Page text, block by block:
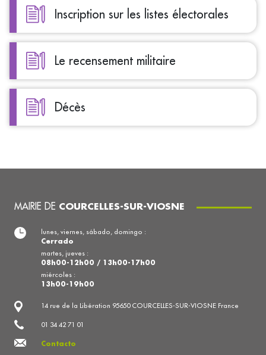
Inscription sur les listes électorales
Le recensement militaire
Décès
MAIRIE DE COURCELLES-SUR-VIOSNE
14 rue de la Libération 95650 COURCELLES-SUR-VIOSNE France
01 34 42 71 01
Contacto
lunes, viernes, sábado, domingo :
Cerrado
martes, jueves :
08h00-12h00 / 13h00-17h00
miércoles :
13h00-19h00